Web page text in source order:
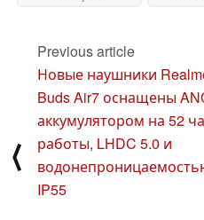
⟨
Previous article
Новые наушники
Buds Air7 оснащены
аккумулятором на 52
работы, LHDC 5.0 и
IP55